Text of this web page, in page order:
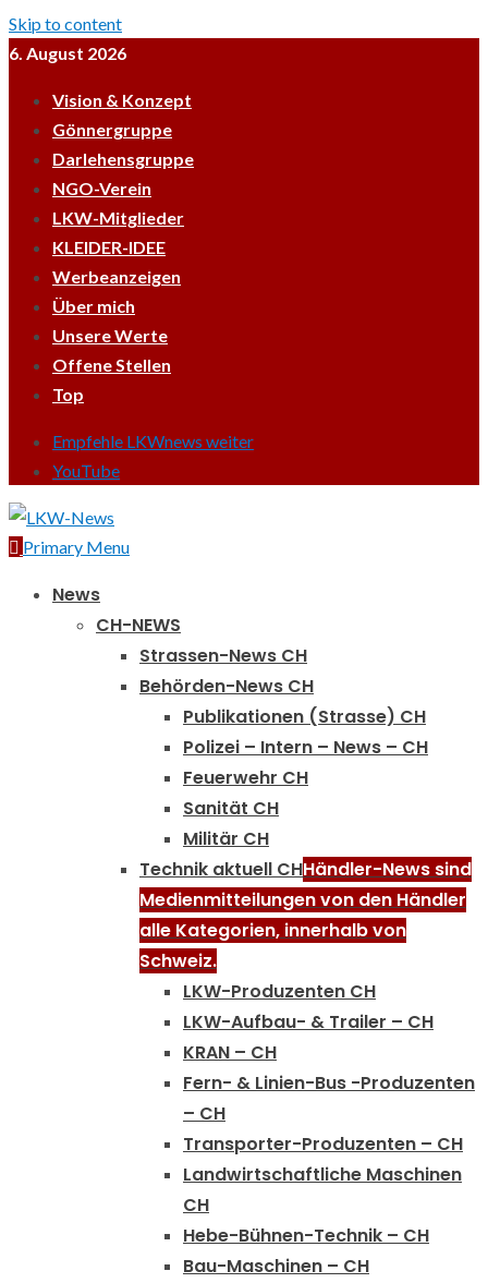
Skip to content
6. August 2026
Vision & Konzept
Gönnergruppe
Darlehensgruppe
NGO-Verein
LKW-Mitglieder
KLEIDER-IDEE
Werbeanzeigen
Über mich
Unsere Werte
Offene Stellen
Top
Empfehle LKWnews weiter
YouTube
Primary Menu
News
CH-NEWS
Strassen-News CH
Behörden-News CH
Publikationen (Strasse) CH
Polizei – Intern – News – CH
Feuerwehr CH
Sanität CH
Militär CH
Technik aktuell CHHändler-News sind
Medienmitteilungen von den Händler
alle Kategorien, innerhalb von
Schweiz.
LKW-Produzenten CH
LKW-Aufbau- & Trailer – CH
KRAN – CH
Fern- & Linien-Bus -Produzenten
– CH
Transporter-Produzenten – CH
Landwirtschaftliche Maschinen
CH
Hebe-Bühnen-Technik – CH
Bau-Maschinen – CH